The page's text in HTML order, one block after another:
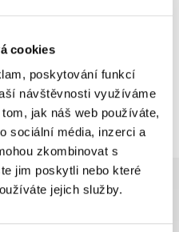
cookies
poskytování funkcí
návštěvnosti využíváme
jak náš web používáte,
sociální média, inzerci a
zkombinovat s
jim poskytli nebo které
jejich služby.
2z 2produktů